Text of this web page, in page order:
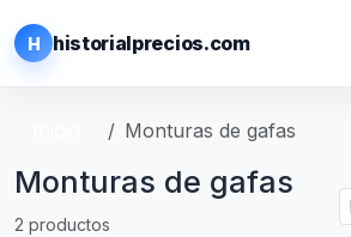
H historialprecios.com
Monturas de gafas
Monturas de gafas
2 productos